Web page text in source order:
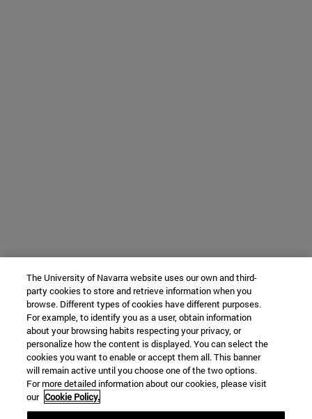
The University of Navarra website uses our own and third-
party cookies to store and retrieve information when you
browse. Different types of cookies have different purposes.
For example, to identify you as a user, obtain information
about your browsing habits respecting your privacy, or
personalize how the content is displayed. You can select the
cookies you want to enable or accept them all. This banner
will remain active until you choose one of the two options.
For more detailed information about our cookies, please visit
our Cookie Policy.